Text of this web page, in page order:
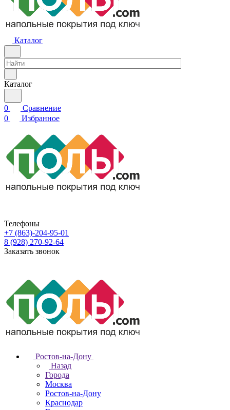
Каталог
Каталог
0
Сравнение
0
Избранное
Телефоны
+7 (863)-204-95-01
8 (928) 270-92-64
Заказать звонок
Ростов-на-Дону
Назад
Города
Москва
Ростов-на-Дону
Краснодар